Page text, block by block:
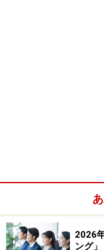
※次のページで、就
活動終盤」を考察す
2026
ング